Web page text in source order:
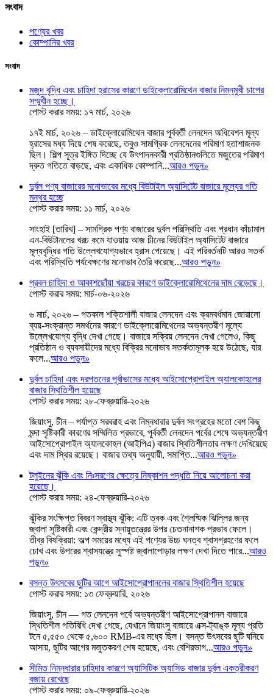
সংবাদ
পণ্যের খবর
কোম্পানির খবর
সংবাদ
মজুদ বৃদ্ধি এবং চাহিদা হ্রাসের কারণে ডাইক্লোরোমিথেন বাজার নিম্নমুখী চাপের
সম্মুখীন হচ্ছে।
পোস্ট করার সময়: ১৭ মার্চ, ২০২৬
১৭ই মার্চ, ২০২৬ – ডাইক্লোরোমিথেন বাজার পূর্ববর্তী লেনদেন অধিবেশন মূল্য
হ্রাসের মধ্য দিয়ে শেষ করেছে, তবুও সামগ্রিক লেনদেনের পরিমাণ হতাশাজনক
ছিল। শিল্প সূত্র ইঙ্গিত দিচ্ছে যে উৎপাদনকারী প্রতিষ্ঠানগুলিতে মজুতের পরিমাণ
দ্রুত গতিতে বাড়ছে, এবং একাধিক কোম্পানি...আরও পড়ুন»
দুর্বল পণ্য বাজারের মনোভাবের মধ্যে বিউটাইল অ্যাসিটেট বাজারে মূল্যের গতি
মন্থর হচ্ছে
পোস্ট করার সময়: ১১ মার্চ, ২০২৬
সাংহাই [তারিখ] – সামগ্রিক পণ্য বাজারের দুর্বল পরিস্থিতি এবং প্রধান কাঁচামাল
এন-বিউটানলের খরচ কমে যাওয়ায় আজ চীনের বিউটাইল অ্যাসিটেট বাজারে
মূল্যবৃদ্ধির গতি উল্লেখযোগ্যভাবে হ্রাস পেয়েছে। এই পরিবর্তনটি আরও সতর্ক
এবং পরিস্থিতি পর্যবেক্ষণের মনোভাব তৈরি করেছে...আরও পড়ুন»
প্রবল চাহিদা ও আকাশছোঁয়া খরচের কারণে ডাইক্লোরোমিথেনের দাম বেড়েছে।
পোস্ট করার সময়: মার্চ-০৬-২০২৬
৬ মার্চ, ২০২৬ – গতকাল শক্তিশালী বাজার লেনদেন এবং ক্রমবর্ধমান জোরালো
ব্যয়-সংক্রান্ত সমর্থনের কারণে ডাইক্লোরোমিথেনের অভ্যন্তরীণ মূল্যে
উল্লেখযোগ্য বৃদ্ধি দেখা গেছে। বাজারে সক্রিয় লেনদেন দেখা গেলেও, কিছু
প্রতিষ্ঠান ও ব্যবসায়ীদের মধ্যে বিক্রির মনোভাব সতর্কতামূলক হয়ে উঠেছে, যার
ফলে...আরও পড়ুন»
দুর্বল চাহিদা এবং দরপতনের পূর্বাভাসের মধ্যে আইসোপ্রোপাইল অ্যালকোহলের
বাজার স্থিতিশীল হয়েছে
পোস্ট করার সময়: ২৮-ফেব্রুয়ারি-২০২৬
জিয়াংসু, চীন – পর্যাপ্ত সরবরাহ এবং নিম্নধারার দুর্বল সংগ্রহের মতো বেশ কিছু
মন্দা সৃষ্টিকারী কারণের সম্মিলিত প্রভাবে, পূর্ববর্তী লেনদেন পর্বের শেষে অভ্যন্তরীণ
আইসোপ্রোপাইল অ্যালকোহল (আইপিএ) বাজার স্থিতিশীলতার লক্ষণ দেখিয়েছে
এবং দাম স্থির রয়েছে। বাজার তথ্য অনুযায়ী, সমাপ্তি...আরও পড়ুন»
টলুইনের ঝুঁকি এবং নিঃসরণের ক্ষেত্রে নিষ্কাশন পদ্ধতি নিয়ে আলোচনা করা
হয়েছে।
পোস্ট করার সময়: ২৪-ফেব্রুয়ারি-২০২৬
ঝুঁকির সংক্ষিপ্ত বিবরণ স্বাস্থ্য ঝুঁকি: এটি ত্বক এবং শ্লৈষ্মিক ঝিল্লির জন্য
জ্বালা সৃষ্টিকারী এবং কেন্দ্রীয় স্নায়ুতন্ত্রের উপর চেতনানাশক প্রভাব ফেলে।
তীব্র বিষক্রিয়া: অল্প সময়ের মধ্যে এই পণ্যের উচ্চ ঘনত্ব শ্বাসগ্রহণের ফলে
চোখ এবং উপরের শ্বাসযন্ত্রে সুস্পষ্ট জ্বালাপোড়ার লক্ষণ দেখা দিতে পারে...আরও
পড়ুন»
বসন্ত উৎসবের ছুটির আগে আইসোপ্রোপানলের বাজার স্থিতিশীল হয়েছে
পোস্ট করার সময়: ১৩ ফেব্রুয়ারি, ২০২৬
জিয়াংসু, চীন — গত লেনদেন পর্বে অভ্যন্তরীণ আইসোপ্রোপানল বাজারে
স্থিতিশীল গতিবিধি দেখা গেছে, যেখানে জিয়াংসু বাজারে এক্স-ট্যাঙ্ক মূল্য প্রতি
টনে ৫,৫৫০ থেকে ৫,৬০০ RMB-এর মধ্যে ছিল। বসন্ত উৎসবের ছুটি ঘনিয়ে
আসায়, ছুটির আগের মজুতকরণ শেষ হয়েছে, এবং বেশিরভাগ...আরও পড়ুন»
সীমিত নিম্নধারার চাহিদার কারণে অ্যাসিটিক অ্যাসিড বাজার দুর্বল একত্রীকরণ
বজায় রেখেছে
পোস্ট করার সময়: ০৯-ফেব্রুয়ারি-২০২৬